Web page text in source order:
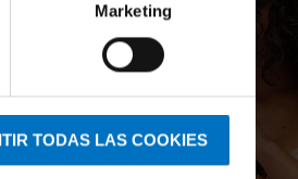
Marketing
TODAS LAS COOKIES